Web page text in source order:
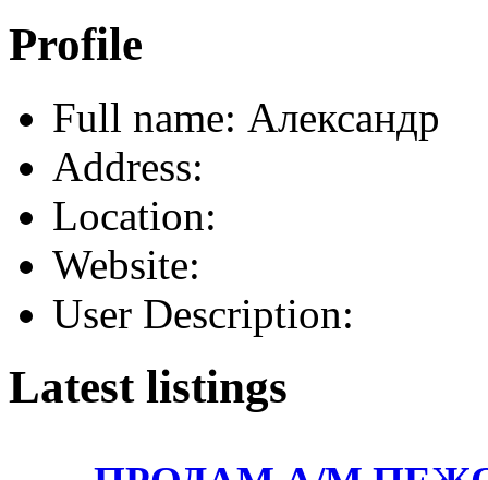
Profile
Full name: Александр
Address:
Location:
Website:
User Description:
Latest listings